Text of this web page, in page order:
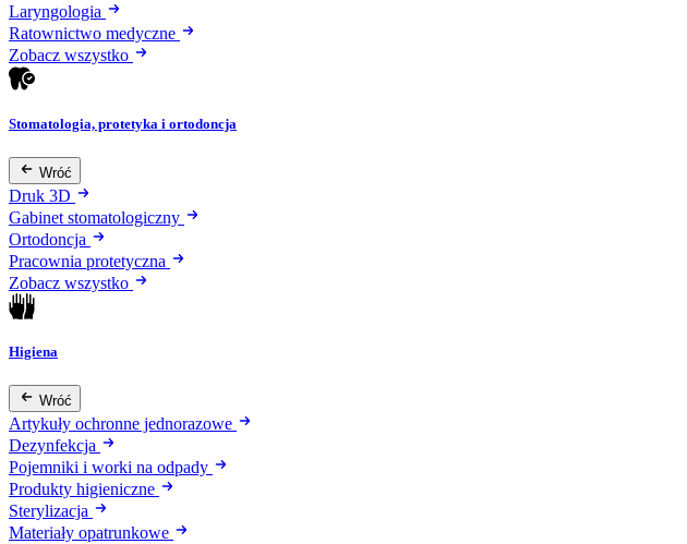
Laryngologia
Ratownictwo medyczne
Zobacz wszystko
Stomatologia, protetyka i ortodoncja
Wróć
Druk 3D
Gabinet stomatologiczny
Ortodoncja
Pracownia protetyczna
Zobacz wszystko
Higiena
Wróć
Artykuły ochronne jednorazowe
Dezynfekcja
Pojemniki i worki na odpady
Produkty higieniczne
Sterylizacja
Materiały opatrunkowe